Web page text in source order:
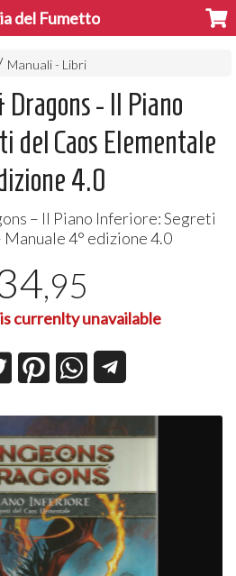
del Fumetto
Manuali - Libri
Dragons - Il Piano
del Caos Elementale
4.0
– Il Piano Inferiore: Segreti
4° edizione 4.0
,95
currenlty unavailable